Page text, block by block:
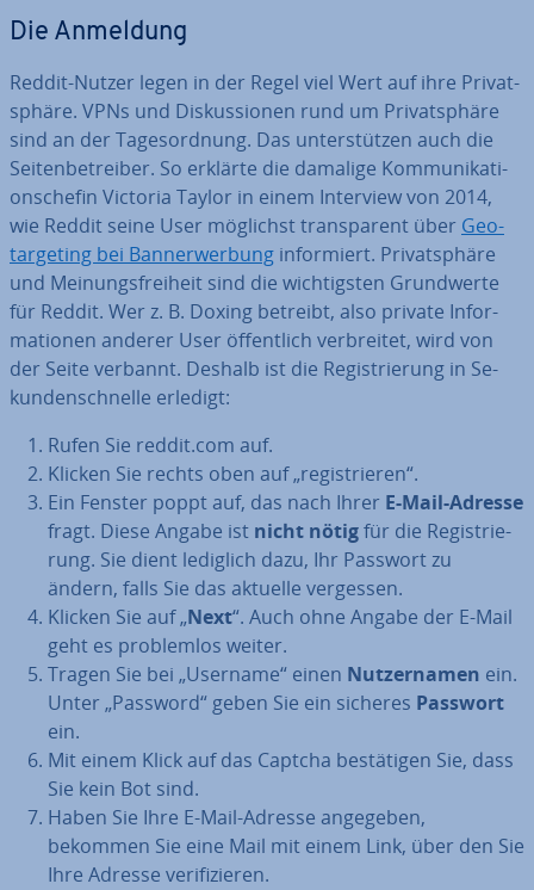
Die Anmeldung
Reddit-Nutzer legen in der Regel viel Wert auf ihre Pri­vat­
sphä­re. VPNs und Dis­kus­sio­nen rund um Pri­vat­sphä­re
sind an der Ta­ges­ord­nung. Das un­ter­stüt­zen auch die
Sei­ten­be­trei­ber. So erklärte die damalige Kom­mu­ni­ka­ti­
ons­che­fin Victoria Taylor in einem Interview von 2014,
wie Reddit seine User möglichst trans­pa­rent über Geo­
tar­ge­ting bei Ban­ner­wer­bung in­for­miert. Pri­vat­sphä­re
und Mei­nungs­frei­heit sind die wich­tigs­ten Grund­wer­te
für Reddit. Wer z. B. Doxing betreibt, also private In­for­
ma­tio­nen anderer User öf­fent­lich ver­brei­tet, wird von
der Seite verbannt. Deshalb ist die Re­gis­trie­rung in Se­
kun­den­schnel­le erledigt:
Rufen Sie reddit.com auf.
Klicken Sie rechts oben auf „re­gis­trie­ren“.
Ein Fenster poppt auf, das nach Ihrer E-Mail-Adresse
fragt. Diese Angabe ist nicht nötigfür die Re­gis­trie­
rung. Sie dient lediglich dazu, Ihr Passwort zu
ändern, falls Sie das aktuelle vergessen.
Klicken Sie auf „Next“. Auch ohne Angabe der E-Mail
geht es pro­blem­los weiter.
Tragen Sie bei „Username“ einen Nut­zer­na­men ein.
Unter „Password“ geben Sie ein sicheres Passwort
ein.
Mit einem Klick auf das Captcha be­stä­ti­gen Sie, dass
Sie kein Bot sind.
Haben Sie Ihre E-Mail-Adresse angegeben,
bekommen Sie eine Mail mit einem Link, über den Sie
Ihre Adresse ve­ri­fi­zie­ren.